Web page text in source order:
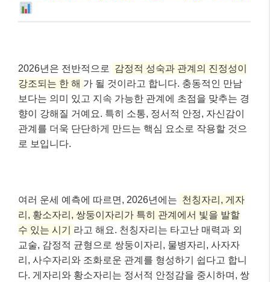
2026년은 전반적으로
감정적 성숙과 관계의 진정성이
강조되는 한 해 가 될 것이라고 합니다. 충동적인 만남
보다는 의미 있고 지속 가능한 관계에 초점을 맞추는 경
향이 강해질 거예요. 특히 소통, 정서적 안정, 자신감이
관계를 더욱 단단하게 만드는 핵심 요소로 작용할 것으
로 보입니다.
여러 운세 예측에 따르면, 2026년에는 천칭자리, 게자
리, 황소자리, 쌍둥이자리가 특히 관계에서 빛을 발할
수 있는 시기
라고 해요. 천칭자리는 타고난 매력과 외
교술, 감정적 균형으로 쌍둥이자리, 물병자리, 사자자
리, 사수자리와 조화로운 관계를 형성하기 쉽다고 합니
다. 게자리와 황소자리는 정서적 안정감을 중시하며, 쌍